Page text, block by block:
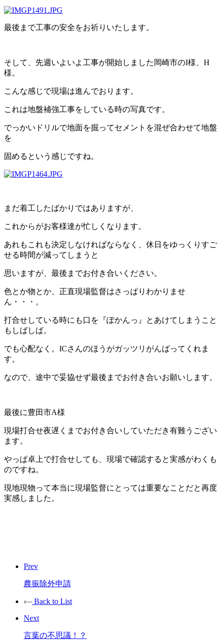
最後まで工事の安全をお祈りいたします。
そして、先週いよいよ工事が開始しました岡崎市のI様、H
様。
こんな感じで現場は進んでおります。
これは地盤補強工事をしている時の写真です。
でっかいドリルで地面を掘ってセメントを混ぜ合わせて地盤
を
固めるという感じですね。
まだ着工したばかりではありますが、
これからがお客様達が忙しくなります。
あれもこれも決定しなければならなく、休日をゆっくりすご
せる時間が減ってしまうと
思いますが、最後までお付き合いください。
色とか物とか、正直現場監督はさっぱりわかりませ
ん・・・。
打合せしている時にも口を『ぽかんっ』とあけてしまうこと
もしばしば。
でも心配なく。ICさんのほうがガッツリがんばってくれま
す。
なので、途中で妥協せず最後までお付き合いお願いします。
最後に豊田市A様
現場打合せ夜遅くまでお付き合いしていただき有難うござい
ます。
やっぱ卓上で打合せしても、現場で確認すると実感がわくも
のですね。
現地現物って本当に現場監督にとっては重要なことだと再度
実感しました。
Prev
農振除外申請
Back to List
Next
言葉の不思議！？